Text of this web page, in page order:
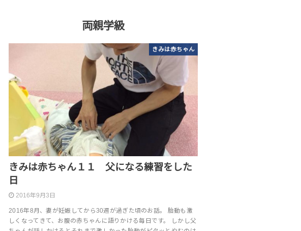
両親学級
きみは赤ちゃん
きみは赤ちゃん１１ 父になる練習をした
日
2016年9月3日
2016年8月、妻が妊娠してから30週が過ぎた頃のお話。 胎動も激
しくなってきて、お腹の赤ちゃんに語りかける毎日です。 しかし父